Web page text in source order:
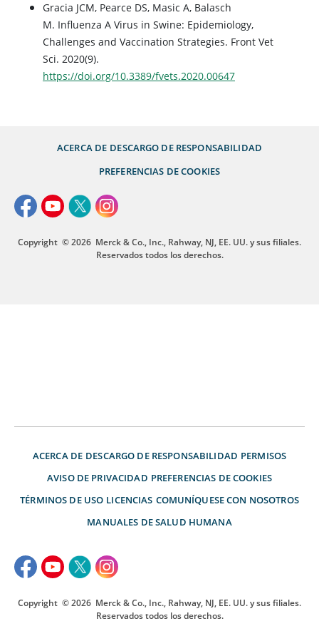
Gracia JCM, Pearce DS, Masic A, Balasch
M. Influenza A Virus in Swine: Epidemiology,
Challenges and Vaccination Strategies. Front Vet
Sci. 2020(9).
https://doi.org/10.3389/fvets.2020.00647
ACERCA DE DESCARGO DE RESPONSABILIDAD
PREFERENCIAS DE COOKIES
Copyright © 2026 Merck & Co., Inc., Rahway, NJ, EE. UU. y sus filiales.
Reservados todos los derechos.
ACERCA DE DESCARGO DE RESPONSABILIDAD PERMISOS
AVISO DE PRIVACIDAD PREFERENCIAS DE COOKIES
TÉRMINOS DE USO LICENCIAS COMUNÍQUESE CON NOSOTROS
MANUALES DE SALUD HUMANA
Copyright © 2026 Merck & Co., Inc., Rahway, NJ, EE. UU. y sus filiales.
Reservados todos los derechos.